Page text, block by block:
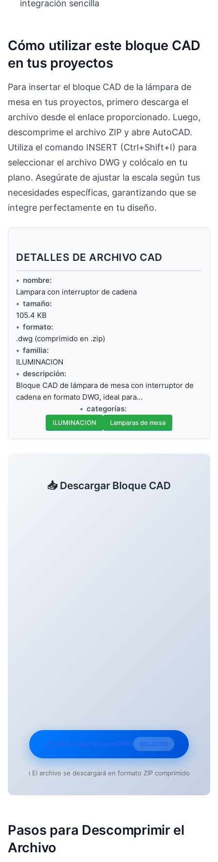
integración sencilla
Cómo utilizar este bloque CAD
en tus proyectos
Para insertar el bloque CAD de la lámpara de
mesa en tus proyectos, primero descarga el
archivo desde el enlace proporcionado. Luego,
descomprime el archivo ZIP y abre AutoCAD.
Utiliza el comando INSERT (Ctrl+Shift+I) para
seleccionar el archivo DWG y colócalo en tu
plano. Asegúrate de ajustar la escala según tus
necesidades específicas, garantizando que se
integre perfectamente en tu diseño.
DETALLES DE ARCHIVO CAD
nombre:
Lampara con interruptor de cadena
tamaño:
105.4 KB
formato:
.dwg (comprimido en .zip)
familia:
ILUMINACION
descripción:
Bloque CAD de lámpara de mesa con interruptor de
cadena en formato DWG, ideal para…
categorías:
ILUMINACION Lamparas de mesa
📥 Descargar Bloque CAD
Descargar Bloque DWG 105.40 KB
ℹ️ El archivo se descargará en formato ZIP comprimido
Pasos para Descomprimir el
Archivo